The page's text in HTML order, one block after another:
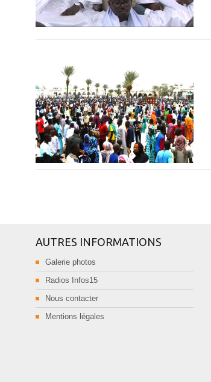
AUTRES INFORMATIONS
Galerie photos
Radios Infos15
Nous contacter
Mentions légales